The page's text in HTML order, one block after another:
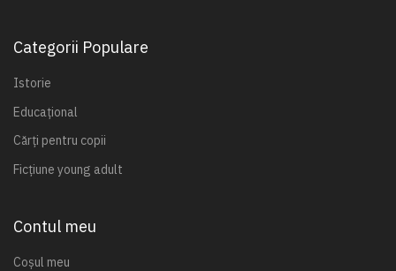
Categorii Populare
Istorie
Educațional
Cărți pentru copii
Ficțiune young adult
Contul meu
Coșul meu